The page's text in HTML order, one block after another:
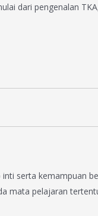
dari pengenalan
serta kemampuan
mata pelajaran